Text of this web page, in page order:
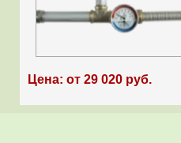
Цена: от 29 020 руб.